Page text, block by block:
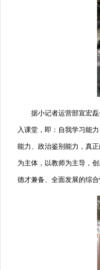
据小记者运营部宣宏
入课堂，即：自我学习能
能力、政治鉴别能力，真
为主体，以教师为主导，
德才兼备、全面发展的综合